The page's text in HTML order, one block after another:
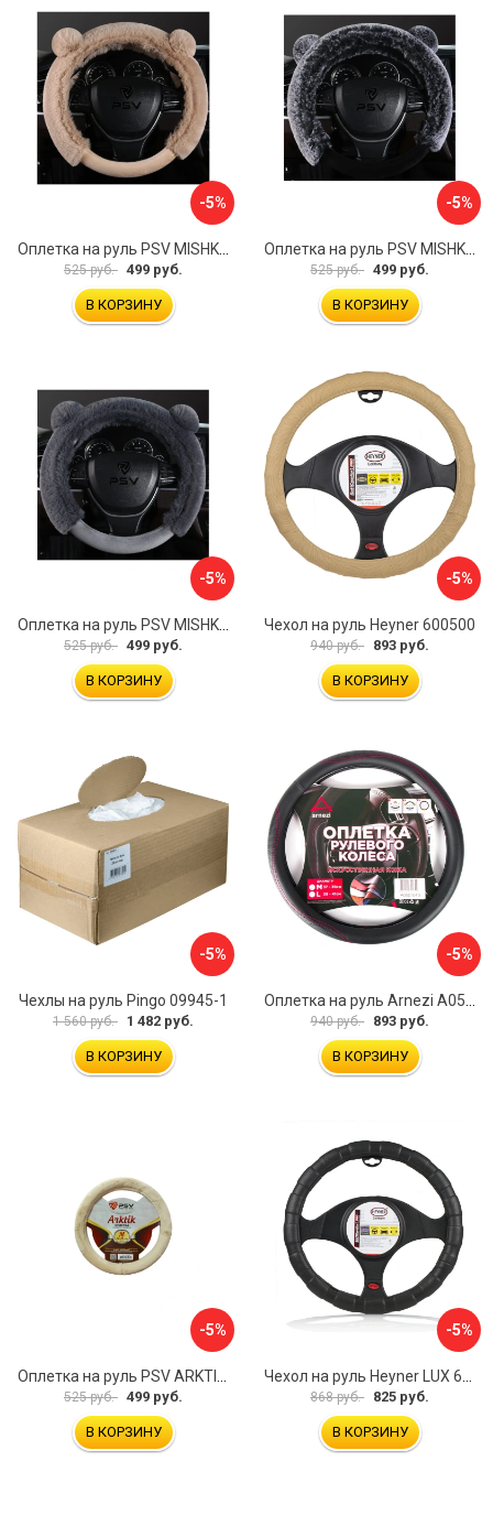
-5%
Оплетка на руль PSV MISHKA Premium 136099
525 руб. 499 руб.
В КОРЗИНУ
-5%
Оплетка на руль PSV MISHKA Premium 136095
525 руб. 499 руб.
В КОРЗИНУ
-5%
525 руб. 499 руб.
В КОРЗИНУ
-5%
Чехол на руль Heyner 600500
940 руб. 893 руб.
В КОРЗИНУ
-5%
Чехлы на руль Pingo 09945-1
1 560 руб. 1 482 руб.
В КОРЗИНУ
-5%
940 руб. 893 руб.
В КОРЗИНУ
-5%
525 руб. 499 руб.
В КОРЗИНУ
-5%
868 руб. 825 руб.
В КОРЗИНУ